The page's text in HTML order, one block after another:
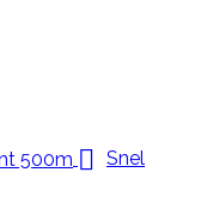
 Snel